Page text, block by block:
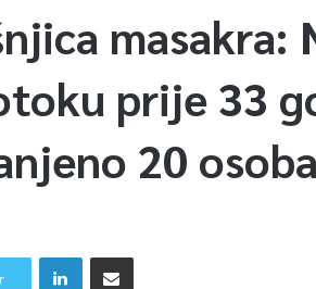
masakra:
prije 33
20 osoba